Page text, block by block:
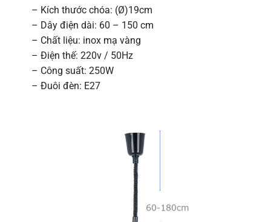
– Kích thước chóa: (Ø)19cm
– Dây điện dài: 60 – 150 cm
– Chất liệu: inox mạ vàng
– Điện thế: 220v / 50Hz
– Công suất: 250W
– Đuôi đèn: E27